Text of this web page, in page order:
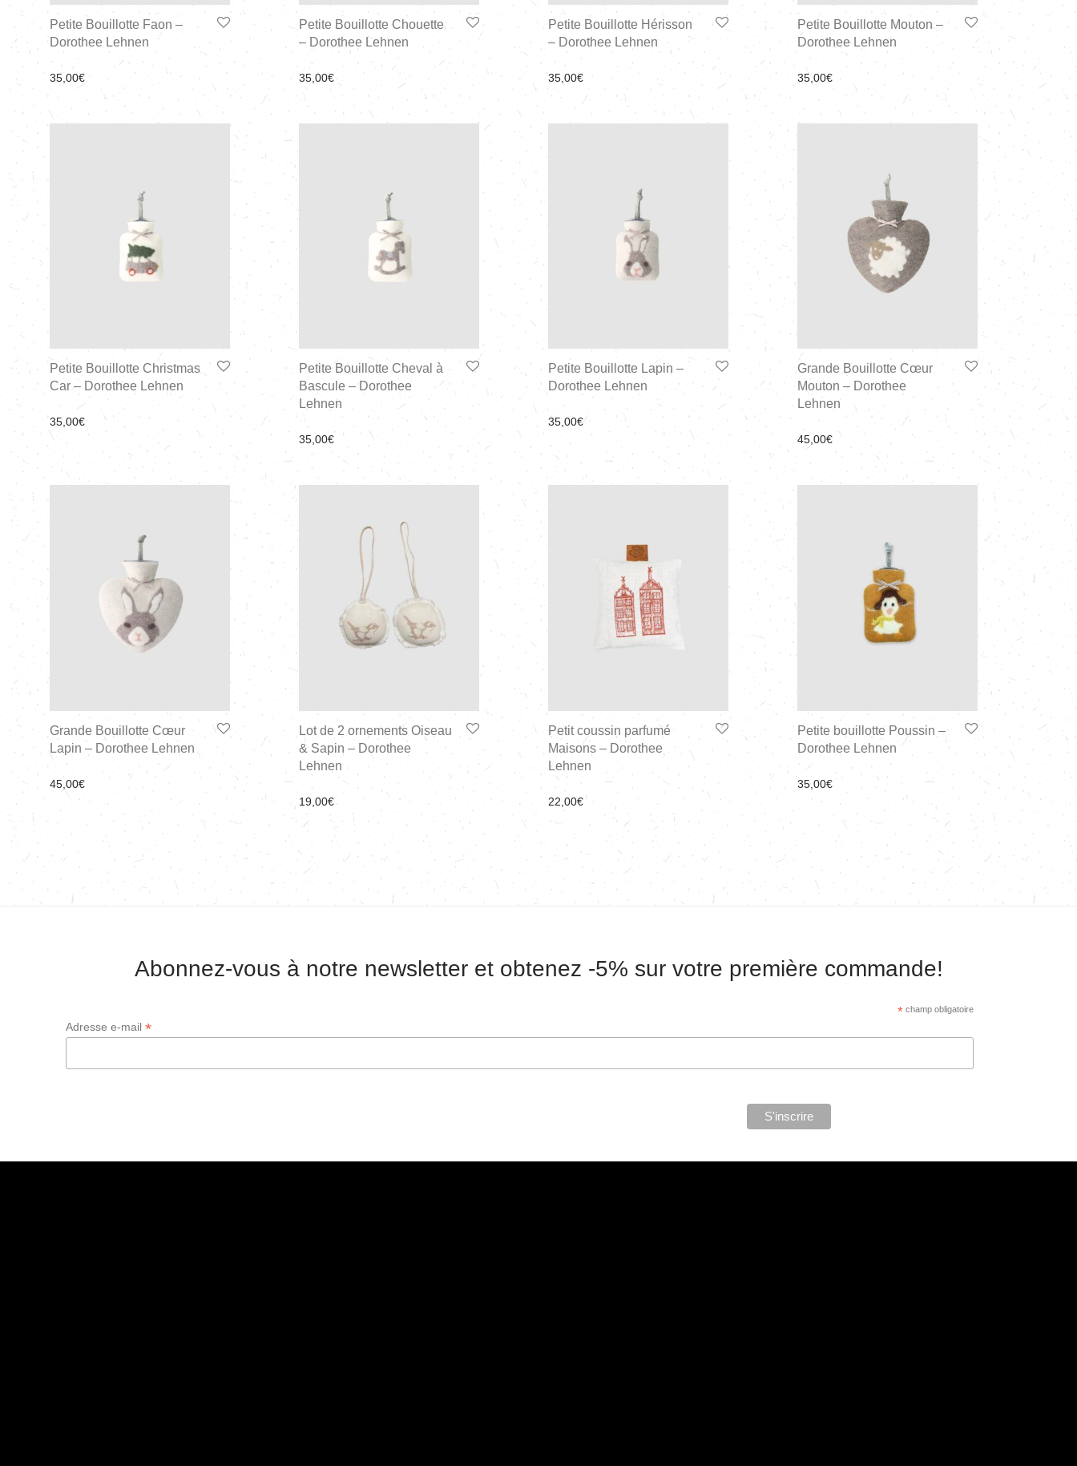
Petite Bouillotte Faon –
Dorothee Lehnen
35,00€
Petite Bouillotte Chouette
– Dorothee Lehnen
35,00€
Petite Bouillotte Hérisson
– Dorothee Lehnen
35,00€
Petite Bouillotte Mouton –
Dorothee Lehnen
35,00€
Petite Bouillotte Christmas
Car – Dorothee Lehnen
35,00€
Petite Bouillotte Cheval à
Bascule – Dorothee
Lehnen
35,00€
Petite Bouillotte Lapin –
Dorothee Lehnen
35,00€
Grande Bouillotte Cœur
Mouton – Dorothee
Lehnen
45,00€
Grande Bouillotte Cœur
Lapin – Dorothee Lehnen
45,00€
Lot de 2 ornements Oiseau
& Sapin – Dorothee
Lehnen
19,00€
Petit coussin parfumé
Maisons – Dorothee
Lehnen
22,00€
Petite bouillotte Poussin –
Dorothee Lehnen
35,00€
Abonnez-vous à notre newsletter et obtenez -5% sur votre première commande!
*champ obligatoire
Adresse e-mail *